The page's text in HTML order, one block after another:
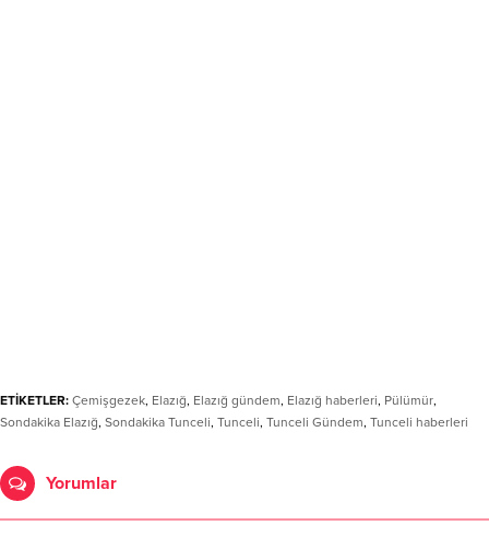
ETİKETLER: Çemişgezek, Elazığ, Elazığ gündem, Elazığ haberleri, Pülümür,
Sondakika Elazığ, Sondakika Tunceli, Tunceli, Tunceli Gündem, Tunceli haberleri
Yorumlar